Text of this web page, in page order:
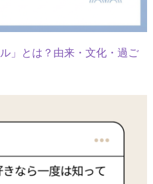
」とは？由来・文化・過ご